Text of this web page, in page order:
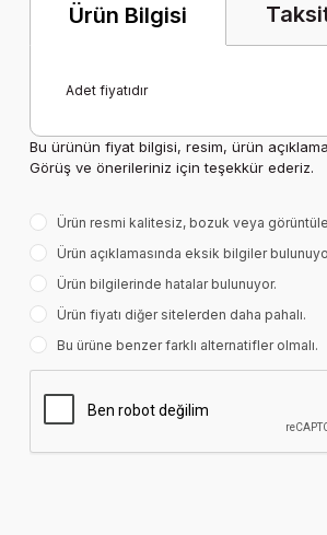
Ürün Bilgisi
Adet fiyatıdır
Bu ürünün fiyat bilgisi, resim, ürün
Görüş ve önerileriniz için teşekkür ederiz.
Ürün resmi kalitesiz, bozuk veya
Ürün açıklamasında eksik bilgiler
Ürün bilgilerinde hatalar bulunuyor.
Ürün fiyatı diğer sitelerden daha pahalı.
Bu ürüne benzer farklı alternatifler olmalı.